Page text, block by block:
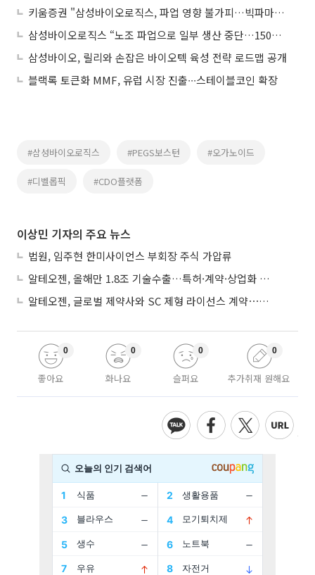
키움증권 "삼성바이오로직스, 파업 영향 불가피…빅파마 수주 확보 걸림돌"
삼성바이오로직스 “노조 파업으로 일부 생산 중단…1500억 손실 추산”
삼성바이오, 릴리와 손잡은 바이오텍 육성 전략 로드맵 공개
블랙록 토큰화 MMF, 유럽 시장 진출∙∙∙스테이블코인 확장
#삼성바이오로직스 #PEGS보스턴 #오가노이드
#디벨롭픽 #CDO플랫폼
이상민 기자의 주요 뉴스
법원, 임주현 한미사이언스 부회장 주식 가압류
알테오젠, 올해만 1.8조 기술수출…특허·계약·상업화 ‘삼박자’
알테오젠, 글로벌 제약사와 SC 제형 라이선스 계약⋯최대 5219억
좋아요
0
화나요
0
슬퍼요
0
추가취재 원해요
0